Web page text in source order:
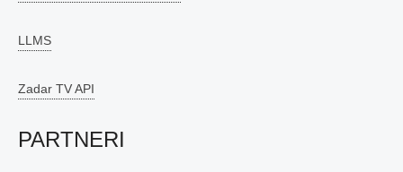
LLMS
Zadar TV API
PARTNERI